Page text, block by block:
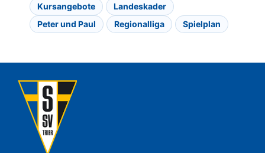
Kursangebote
Landeskader
Peter und Paul
Regionalliga Spielplan